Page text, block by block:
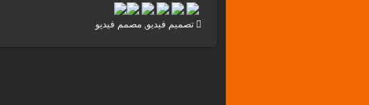
تصميم فيديو, مصمم فيديو